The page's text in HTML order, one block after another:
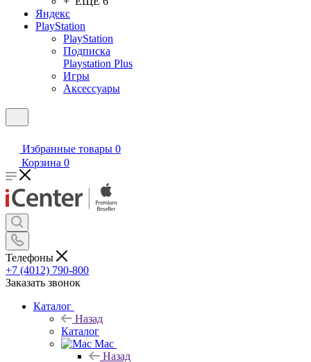
Яндекс
PlayStation
PlayStation
Подписка
Playstation Plus
Игры
Аксессуары
Избранные товары 0
Корзина 0
Телефоны
+7 (4012) 790-800
Заказать звонок
Каталог
Назад
Каталог
Mac
Назад